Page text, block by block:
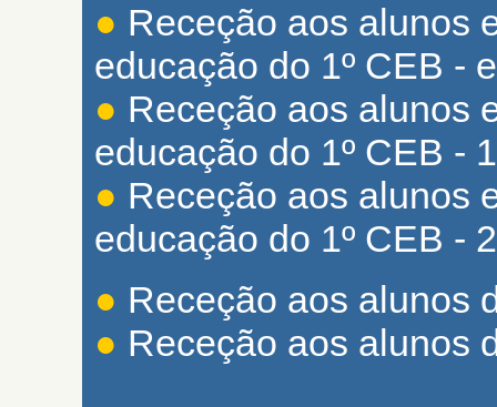
● Receção aos alunos
educação do 1º CEB -
● Receção aos alunos
educação do 1º CEB -
● Receção aos alunos
educação do 1º CEB -
● Receção aos alunos
● Receção aos alunos